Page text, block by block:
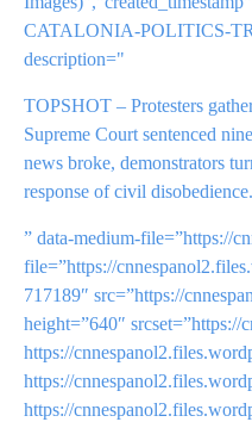
CATALONIA-POLITICS-
description="
TOPSHOT – Protesters
Supreme Court sentenced
news broke, demonstrators
response of civil
” data-medium-file=”https://
file=”https://
717189″ src=”https://
height=”640″
https://
https://
https://